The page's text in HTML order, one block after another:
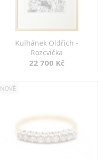
Kulhánek Oldřich -
Rozcvička
22 700 Kč
NOVÉ